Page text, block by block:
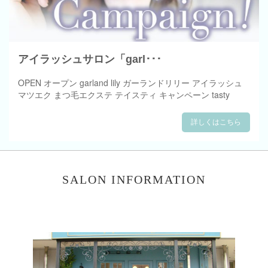
アイラッシュサロン「garl･･･
OPEN オープン garland lily ガーランドリリー アイラッシュ
マツエク まつ毛エクステ テイスティ キャンペーン tasty
詳しくはこちら
SALON INFORMATION